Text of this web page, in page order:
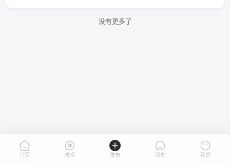
没有更多了
首页 发现 发布 消息 我的